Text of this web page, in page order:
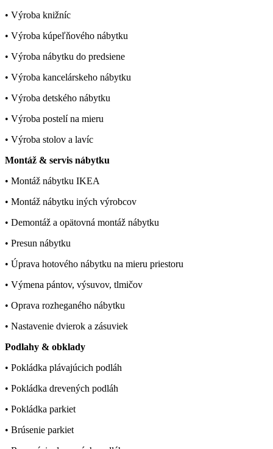
• Výroba knižníc
• Výroba kúpeľňového nábytku
• Výroba nábytku do predsiene
• Výroba kancelárskeho nábytku
• Výroba detského nábytku
• Výroba postelí na mieru
• Výroba stolov a lavíc
Montáž & servis nábytku
• Montáž nábytku IKEA
• Montáž nábytku iných výrobcov
• Demontáž a opätovná montáž nábytku
• Presun nábytku
• Úprava hotového nábytku na mieru priestoru
• Výmena pántov, výsuvov, tlmičov
• Oprava rozheganého nábytku
• Nastavenie dvierok a zásuviek
Podlahy & obklady
• Pokládka plávajúcich podláh
• Pokládka drevených podláh
• Pokládka parkiet
• Brúsenie parkiet